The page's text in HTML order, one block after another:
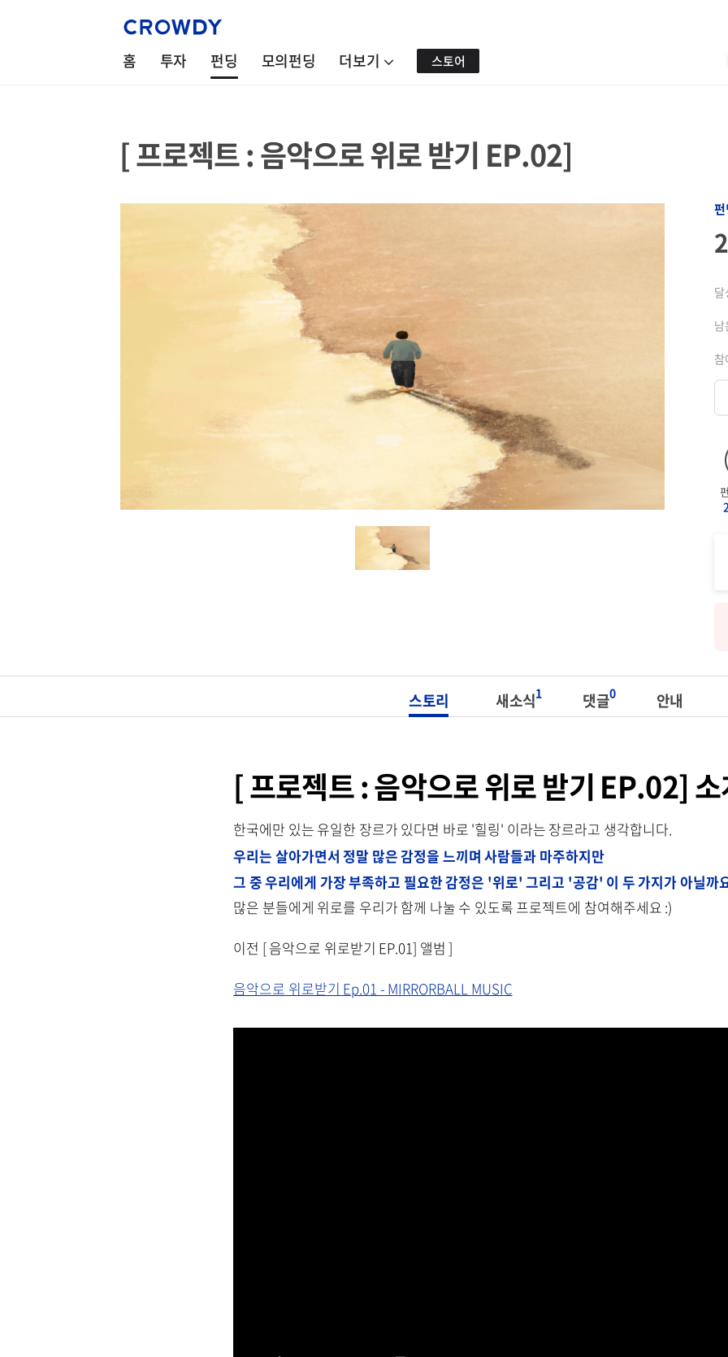
홈 투자 펀딩 모의펀딩 더보기 스토어
[ 프로젝트 : 음악으로 위로 받기 EP.02]
달
남
참
스토리 새소식1 댓글0 안내
[ 프로젝트 : 음악으로 위로 받기 EP.02] 소
한국에만 있는 유일한 장르가 있다면 바로 '힐링' 이라는 장르라고 생각합니다.
우리는 살아가면서 정말 많은 감정을 느끼며 사람들과 마주하지만
그 중 우리에게 가장 부족하고 필요한 감정은 '위로' 그리고 '공감' 이 두 가지가 아닐까
많은 분들에게 위로를 우리가 함께 나눌 수 있도록 프로젝트에 참여해주세요 :)
이전 [ 음악으로 위로받기 EP.01] 앨범 ]
음악으로 위로받기 Ep.01 - MIRRORBALL MUSIC